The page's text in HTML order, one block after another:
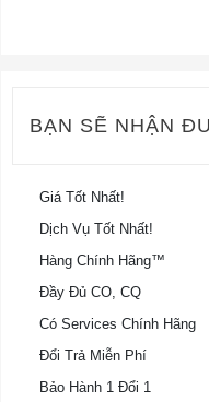
BẠN SẼ NHẬN
Giá Tốt Nhất!
Dịch Vụ Tốt Nhất!
Hàng Chính Hãng™
Đầy Đủ CO, CQ
Có Services Chính Hãng
Đổi Trả Miễn Phí
Bảo Hành 1 Đổi 1